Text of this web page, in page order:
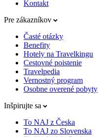
Kontakt
Pre zákazníkov
Časté otázky
Benefity
Hotely na Travelkingu
Cestovné poistenie
Travelpedia
Vernostný program
Osobne overené pobyty
Inšpirujte sa
To NAJ z Česka
To NAJ zo Slovenska